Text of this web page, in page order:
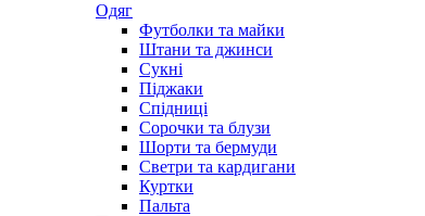
Одяг
Футболки та майки
Штани та джинси
Сукні
Піджаки
Спідниці
Сорочки та блузи
Шорти та бермуди
Светри та кардигани
Куртки
Пальта